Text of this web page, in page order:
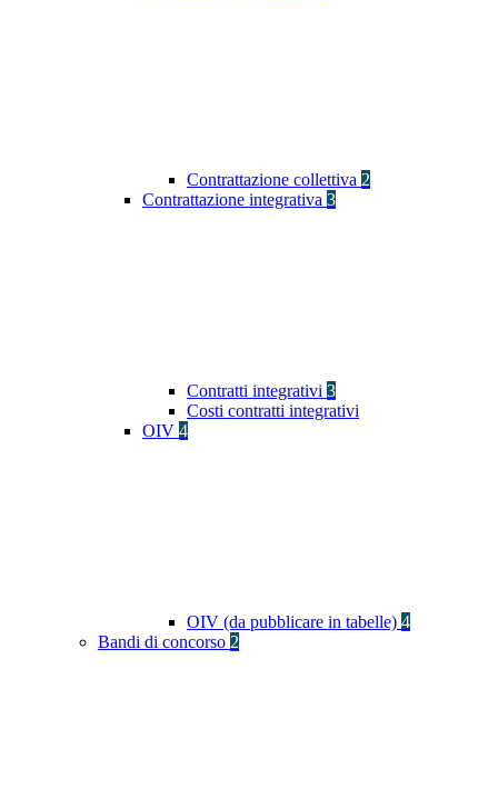
Contrattazione collettiva 2
Contrattazione integrativa 3
Contratti integrativi 3
Costi contratti integrativi
OIV 4
OIV (da pubblicare in tabelle) 4
Bandi di concorso 2